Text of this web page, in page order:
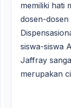
memiliki hati
dosen-
siswa-siswa
Jaffray
merupakan